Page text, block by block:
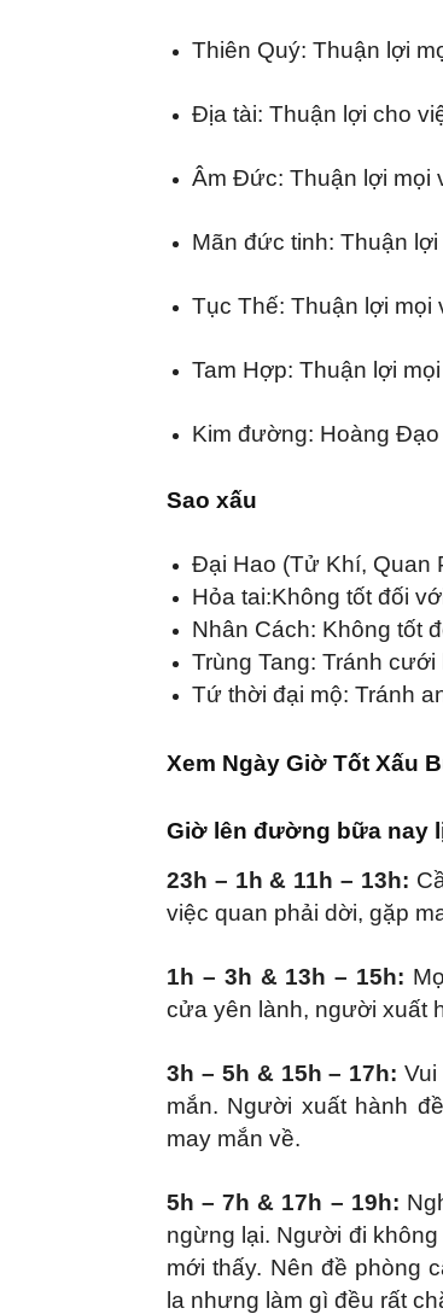
Thiên Quý: Thuận lợi
Địa tài: Thuận lợi cho
Âm Đức: Thuận lợi mọi
Mãn đức tinh: Thuận lợi
Tục Thế: Thuận lợi mọi
Tam Hợp: Thuận lợi
Kim đường: Hoàng
Sao xấu
Đại Hao (Tử Khí, Quan
Hỏa tai:Không tốt đối
Nhân Cách: Không tốt
Trùng Tang: Tránh cưới
Tứ thời đại mộ: Tránh
Xem Ngày Giờ Tốt Xấu
Giờ lên đường bữa nay
23h – 1h & 11h – 13h:
việc quan phải dời, gặp
1h – 3h & 13h – 15h:
cửa yên lành, người xuất
3h – 5h & 15h – 17h:
mắn. Người xuất hành
may mắn về.
5h – 7h & 17h – 19h:
ngừng lại. Người đi
mới thấy. Nên đề phòng
la nhưng làm gì đều rất